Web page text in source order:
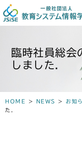
臨時社員総会
しました．
HOME > NEWS > お知
た．